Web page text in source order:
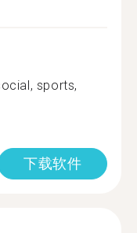
sports,
下载软件